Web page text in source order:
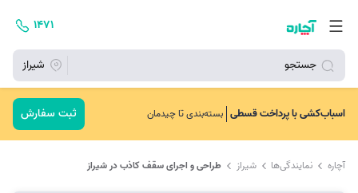
جستجو شیراز
۱۴۷۱
اسباب‌کشی با پرداخت قسطی بسته‌بندی تا چیدمان ثبت سفارش
آچاره نمایندگی‌ها شیراز طراحی و اجرای سقف کاذب در شیراز